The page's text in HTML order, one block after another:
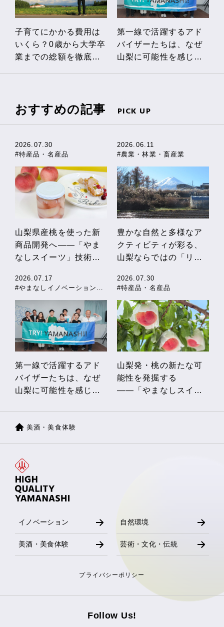
子育てにかかる費用は
いくら？0歳から大学卒
業までの総額を徹底解
第一線で活躍するアド
バイザーたちは、なぜ
山梨に可能性を感じる
おすすめの記事 PICK UP
2026.07.30
#特産品・名産品
山梨県産桃を使った新
商品開発へ――「やま
なしスイーツ」技術向
2026.06.11
#農業・林業・畜産業
豊かな自然と多様なア
クティビティが彩る、
山梨ならではの「リフ
2026.07.17
第一線で活躍するアド
バイザーたちは、なぜ
山梨に可能性を感じる
2026.07.30
#特産品・名産品
山梨発・桃の新たな可
能性を発掘する
――「やまなしスイー
美酒・美食体験
イノベーション
美酒・美食体験
自然環境
芸術・文化・伝統
プライバシーポリシー
Follow Us!